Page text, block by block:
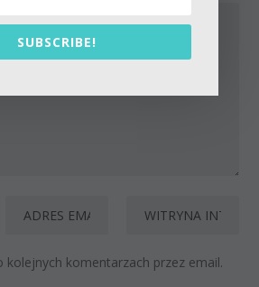
kolejnych komentarzach przez email.
SUBSCRIBE!